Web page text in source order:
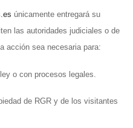
únicamente entregará su
las autoridades judiciales o de
acción sea necesaria para:
o con procesos legales.
de RGR y de los visitantes